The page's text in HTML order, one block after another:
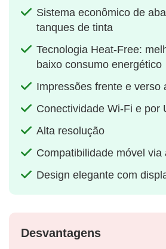
Sistema econômico de
tanques de tinta
Tecnologia Heat-Free:
baixo consumo energético
Impressões frente e verso
Conectividade Wi-Fi e por
Alta resolução
Compatibilidade móvel via
Design elegante com
Desvantagens